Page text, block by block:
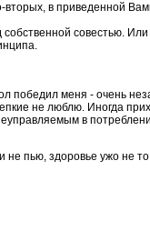
в приведенной
совестью.
победил меня - очень
не люблю. Иногда
в
пью, здоровье ужо не